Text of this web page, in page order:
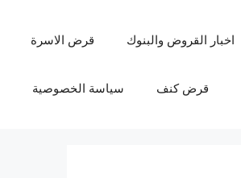
اخبار القروض والبنوك قرض الاسرة
قرض كنف سياسة الخصوصية